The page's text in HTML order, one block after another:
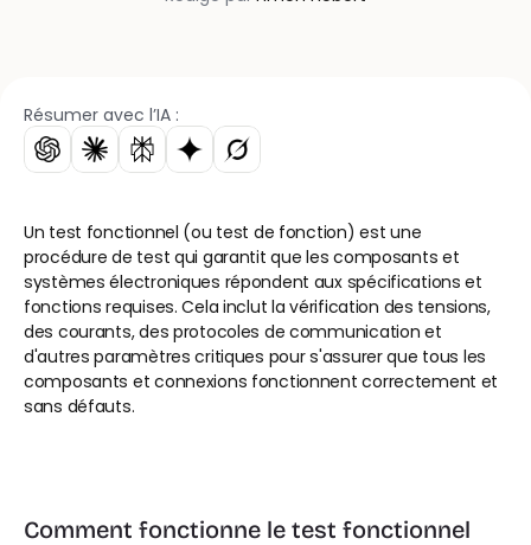
Résumer avec l’IA :
Un test fonctionnel (ou test de fonction) est une
procédure de test qui garantit que les composants et
systèmes électroniques répondent aux spécifications et
fonctions requises. Cela inclut la vérification des tensions,
des courants, des protocoles de communication et
d'autres paramètres critiques pour s'assurer que tous les
composants et connexions fonctionnent correctement et
sans défauts.
Comment fonctionne le test fonctionnel